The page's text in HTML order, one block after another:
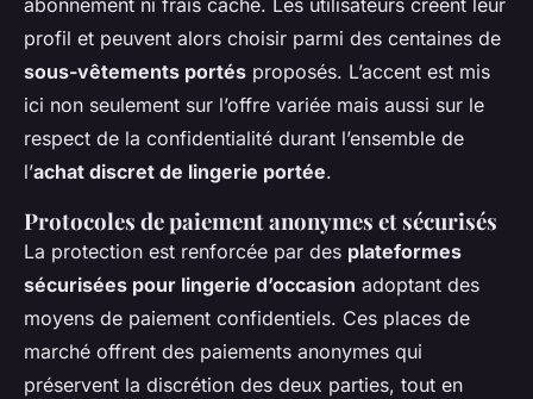
abonnement ni frais caché. Les utilisateurs créent leur
profil et peuvent alors choisir parmi des centaines de
sous-vêtements portés proposés. L’accent est mis
ici non seulement sur l’offre variée mais aussi sur le
respect de la confidentialité durant l’ensemble de
l’achat discret de lingerie portée.
Protocoles de paiement anonymes et sécurisés
La protection est renforcée par des plateformes
sécurisées pour lingerie d’occasion adoptant des
moyens de paiement confidentiels. Ces places de
marché offrent des paiements anonymes qui
préservent la discrétion des deux parties, tout en